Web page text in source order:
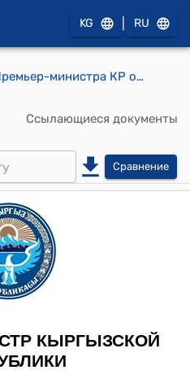
KG RU
Распоряжение Премьер-министра КР от 22 января 2013 года № 26 "Об Абжапарове Т.Ж."
Ссылающиеся документы
Сравнение